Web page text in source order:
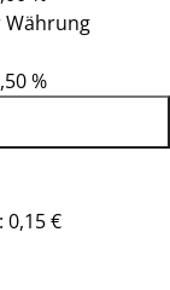
Währung
%
0,15 €